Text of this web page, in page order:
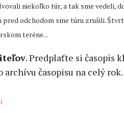
niekoľko túr, a tak sme vedeli,
odchodom sme túru zrušili.
teréne...
. Predplaťte si časopis
časopisu na celý rok.